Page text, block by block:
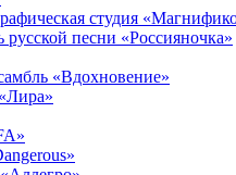
студия
песни «Россияночка»
«Вдохновение»